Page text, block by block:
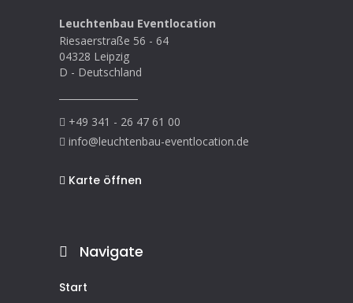
Leuchtenbau Eventlocation
Riesaerstraße 56 - 64
04328 Leipzig
D - Deutschland
+49 341 - 26 47 61 00
info@leuchtenbau-eventlocation.de
Karte öffnen
Navigate
Start